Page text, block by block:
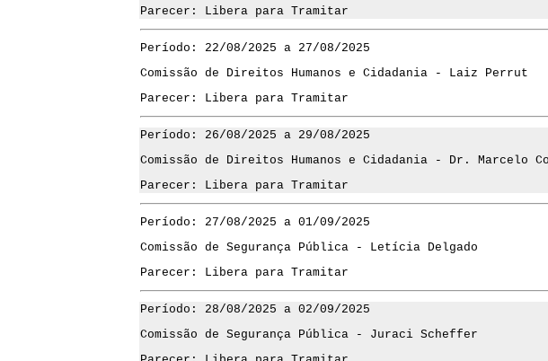
Parecer: Libera para Tramitar
Período: 22/08/2025 a 27/08/2025
Comissão de Direitos Humanos e Cidadania - Laiz Perrut
Parecer: Libera para Tramitar
Período: 26/08/2025 a 29/08/2025
Comissão de Direitos Humanos e Cidadania - Dr. Marcelo
Parecer: Libera para Tramitar
Período: 27/08/2025 a 01/09/2025
Comissão de Segurança Pública - Letícia Delgado
Parecer: Libera para Tramitar
Período: 28/08/2025 a 02/09/2025
Comissão de Segurança Pública - Juraci Scheffer